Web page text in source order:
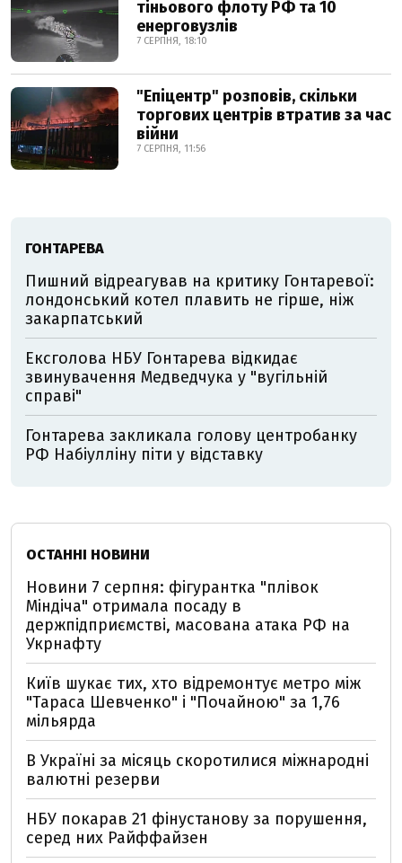
тіньового флоту РФ та 10
енерговузлів
7 СЕРПНЯ, 18:10
"Епіцентр" розповів, скільки
торгових центрів втратив за час
війни
7 СЕРПНЯ, 11:56
ГОНТАРЕВА
Пишний відреагував на критику Гонтаревої:
лондонський котел плавить не гірше, ніж
закарпатський
Ексголова НБУ Гонтарева відкидає
звинувачення Медведчука у "вугільній
справі"
Гонтарева закликала голову центробанку
РФ Набіулліну піти у відставку
ОСТАННІ НОВИНИ
Новини 7 серпня: фігурантка "плівок
Міндіча" отримала посаду в
держпідприємстві, масована атака РФ на
Укрнафту
Київ шукає тих, хто відремонтує метро між
"Тараса Шевченко" і "Почайною" за 1,76
мільярда
В Україні за місяць скоротилися міжнародні
валютні резерви
НБУ покарав 21 фінустанову за порушення,
серед них Райффайзен